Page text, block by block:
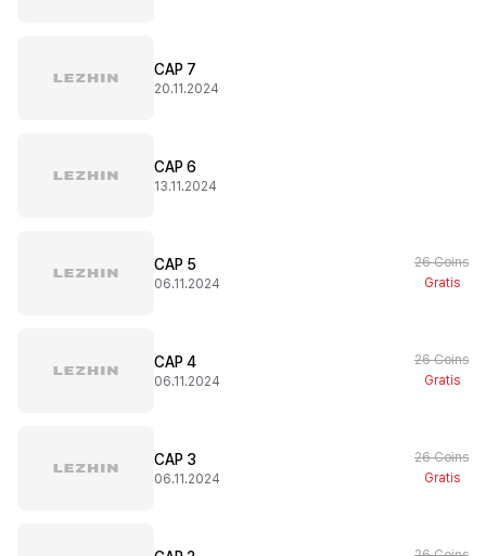
CAP 7
20.11.2024
CAP 6
13.11.2024
CAP 5
06.11.2024
26 Coins
Gratis
CAP 4
06.11.2024
26 Coins
Gratis
CAP 3
06.11.2024
26 Coins
Gratis